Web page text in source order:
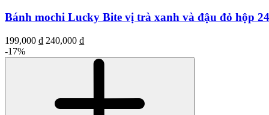
Bánh mochi Lucky Bite vị trà xanh và đậu đỏ hộp
199,000 ₫ 240,000 ₫
-17%